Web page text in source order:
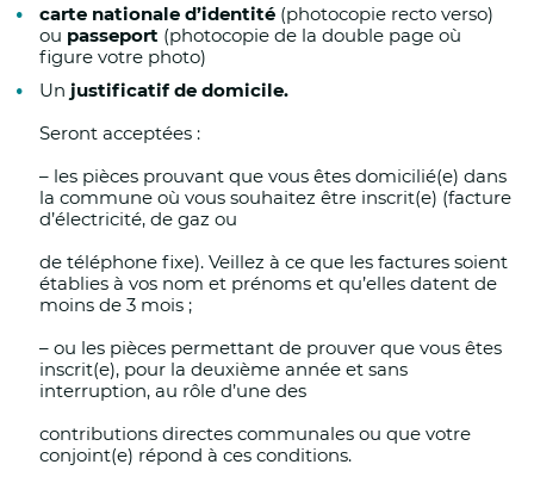
non climatisées ;
Interdiction d’accès au massif forestier
Neufchâtel Hardelot et Saint-Etienne-au-
Autorisation de début de chantiers à 05h00
Mesures demandées aux maires :
Activer leur Plan Communal de Sauvegarde
carte nationale d’identité (photocopie recto verso)
ou passeport (photocopie de la double page où
figure votre photo)
Un justificatif de domicile.
Seront acceptées :
– les pièces prouvant que vous êtes domicilié(e) dans
la commune où vous souhaitez être inscrit(e) (facture
d’électricité, de gaz ou
de téléphone fixe). Veillez à ce que les factures soient
établies à vos nom et prénoms et qu’elles datent de
moins de 3 mois ;
– ou les pièces permettant de prouver que vous êtes
inscrit(e), pour la deuxième année et sans
interruption, au rôle d’une des
contributions directes communales ou que votre
conjoint(e) répond à ces conditions.